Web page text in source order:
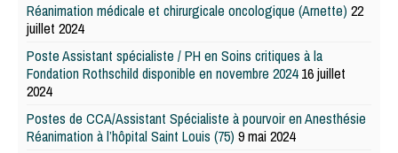
Réanimation médicale et chirurgicale oncologique (Arnette) 22
juillet 2024
Poste Assistant spécialiste / PH en Soins critiques à la
Fondation Rothschild disponible en novembre 2024 16 juillet
2024
Postes de CCA/Assistant Spécialiste à pourvoir en Anesthésie
Réanimation à l’hôpital Saint Louis (75) 9 mai 2024